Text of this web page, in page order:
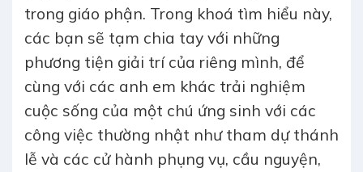
trong giáo phận. Trong khoá tìm hiểu này,
các bạn sẽ tạm chia tay với những
phương tiện giải trí của riêng mình, để
cùng với các anh em khác trải nghiệm
cuộc sống của một chú ứng sinh với các
công việc thường nhật như tham dự thánh
lễ và các cử hành phụng vụ, cầu nguyện,